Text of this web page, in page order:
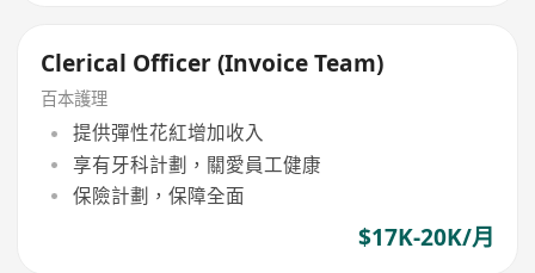
Clerical Officer (Invoice Team)
百本護理
提供彈性花紅增加收入
享有牙科計劃，關愛員工健康
保險計劃，保障全面
$17K-20K/月